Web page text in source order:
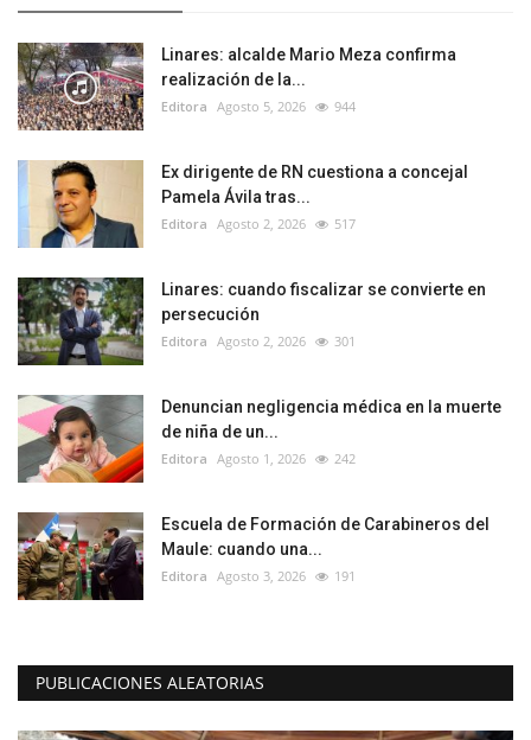
Linares: alcalde Mario Meza confirma
realización de la...
Editora Agosto 5, 2026 944
Ex dirigente de RN cuestiona a concejal
Pamela Ávila tras...
Editora Agosto 2, 2026 517
Linares: cuando fiscalizar se convierte en
persecución
Editora Agosto 2, 2026 301
Denuncian negligencia médica en la muerte
de niña de un...
Editora Agosto 1, 2026 242
Escuela de Formación de Carabineros del
Maule: cuando una...
Editora Agosto 3, 2026 191
PUBLICACIONES ALEATORIAS